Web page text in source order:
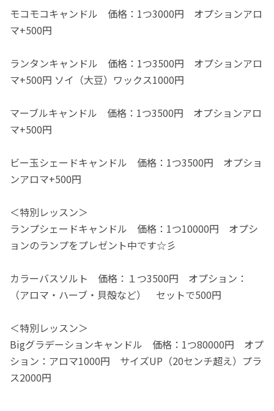
モコモコキャンドル 価格：1つ3000円 オプションアロ
マ+500円
ランタンキャンドル 価格：1つ3500円 オプションアロ
マ+500円 ソイ（大豆）ワックス1000円
マーブルキャンドル 価格：1つ3500円 オプションアロ
マ+500円
ビー玉シェードキャンドル 価格：1つ3500円 オプショ
ンアロマ+500円
＜特別レッスン＞
ランプシェードキャンドル 価格：1つ10000円 オプシ
ョンのランプをプレゼント中です☆彡
カラーバスソルト 価格：１つ3500円 オプション：
（アロマ・ハーブ・貝殻など） セットで500円
＜特別レッスン＞
Bigグラデーションキャンドル 価格：1つ80000円 オプ
ション：アロマ1000円 サイズUP（20センチ超え）プラ
ス2000円